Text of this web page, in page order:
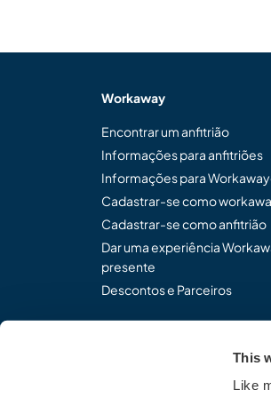
This
Like
Workaway
Encontrar um anfitrião
Informações para anfitriões
Informações para
Cadastrar-se como
Cadastrar-se como anfitrião
Dar uma experiência
presente
Descontos e Parceiros
Compartilhe